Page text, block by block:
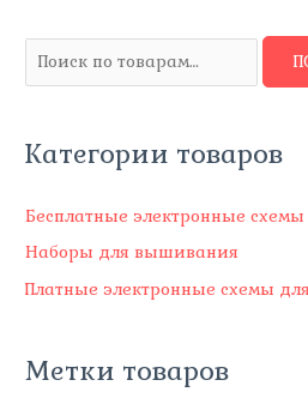
с
а
ь
:
Категории товаров
Бесплатные электронные
Наборы для вышивания
Платные электронные схемы
Метки товаров